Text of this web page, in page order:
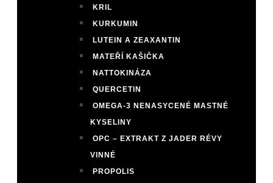
KRIL
KURKUMIN
LUTEIN A ZEAXANTIN
MATEŘÍ KAŠIČKA
NATTOKINÁZA
QUERCETIN
OMEGA-3 NENASYCENÉ MASTNÉ
KYSELINY
OPC – EXTRAKT Z JADER RÉVY
VINNÉ
PROPOLIS